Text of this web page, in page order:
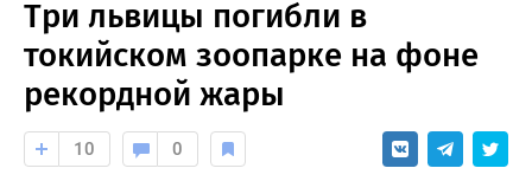
Три львицы погибли в
токийском зоопарке на фоне
рекордной жары
10 0